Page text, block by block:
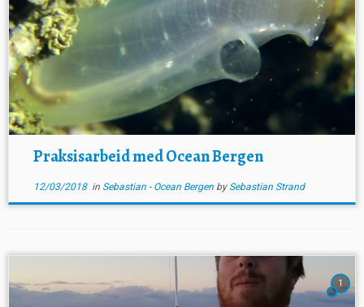
Praksisarbeid med Ocean Bergen
12/03/2018in Sebastian - Ocean Bergen by Sebastian Strand
1